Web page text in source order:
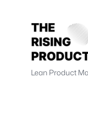
content
Lean Product